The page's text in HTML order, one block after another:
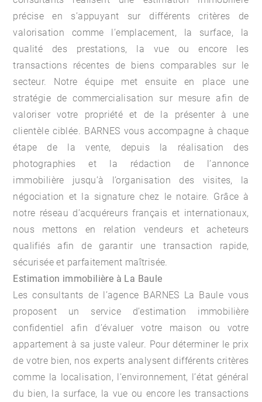
précise en s’appuyant sur différents critères de
valorisation comme l’emplacement, la surface, la
qualité des prestations, la vue ou encore les
transactions récentes de biens comparables sur le
secteur. Notre équipe met ensuite en place une
stratégie de commercialisation sur mesure afin de
valoriser votre propriété et de la présenter à une
clientèle ciblée. BARNES vous accompagne à chaque
étape de la vente, depuis la réalisation des
photographies et la rédaction de l’annonce
immobilière jusqu’à l’organisation des visites, la
négociation et la signature chez le notaire. Grâce à
notre réseau d’acquéreurs français et internationaux,
nous mettons en relation vendeurs et acheteurs
qualifiés afin de garantir une transaction rapide,
sécurisée et parfaitement maîtrisée.
Estimation immobilière à La Baule
Les consultants de l’agence BARNES La Baule vous
proposent un service d’estimation immobilière
confidentiel afin d’évaluer votre maison ou votre
appartement à sa juste valeur. Pour déterminer le prix
de votre bien, nos experts analysent différents critères
comme la localisation, l’environnement, l’état général
du bien, la surface, la vue ou encore les transactions